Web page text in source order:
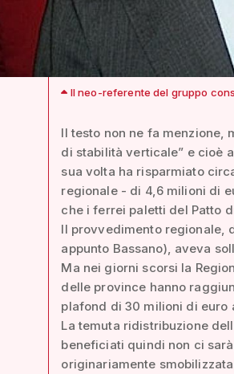
Il neo-referente del gruppo
Il testo non ne fa menzione,
di stabilità verticale” e cioè
sua volta ha risparmiato
regionale - di 4,6 milioni di
che i ferrei paletti del Patto
Il provvedimento regionale,
appunto Bassano), aveva
Ma nei giorni scorsi la
delle province hanno
plafond di 30 milioni di euro
La temuta ridistribuzione
beneficiati quindi non ci
originariamente